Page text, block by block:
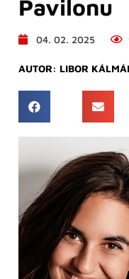
Pavilonu
04. 02. 2025
AUTOR: LIBOR